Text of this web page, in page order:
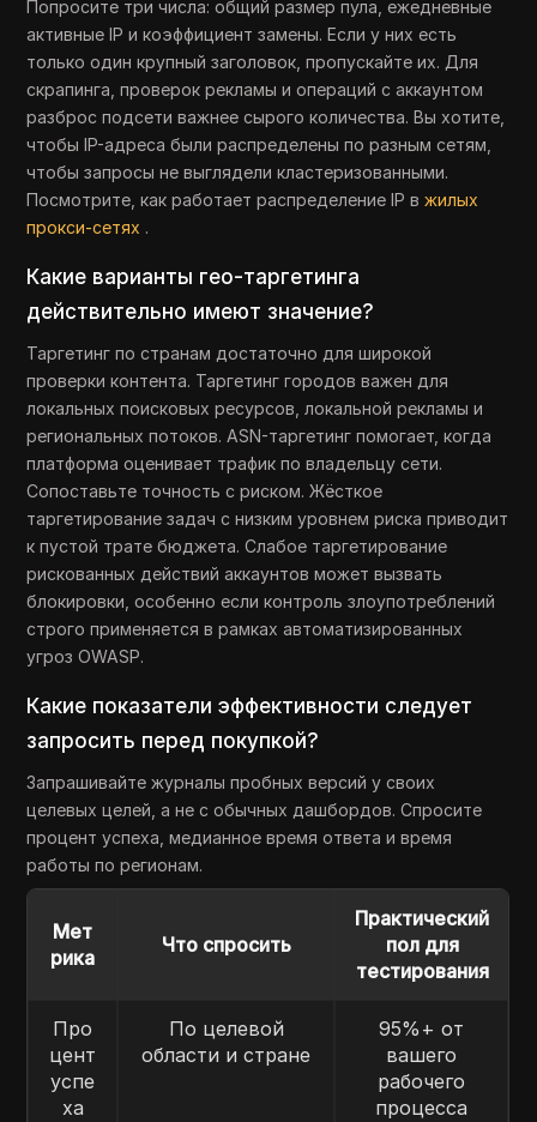
Попросите три числа: общий размер пула, ежедневные
активные IP и коэффициент замены. Если у них есть
только один крупный заголовок, пропускайте их. Для
скрапинга, проверок рекламы и операций с аккаунтом
разброс подсети важнее сырого количества. Вы хотите,
чтобы IP-адреса были распределены по разным сетям,
чтобы запросы не выглядели кластеризованными.
Посмотрите, как работает распределение IP вжилых
прокси-сетях .
Какие варианты гео-таргетинга
действительно имеют значение?
Таргетинг по странам достаточно для широкой
проверки контента. Таргетинг городов важен для
локальных поисковых ресурсов, локальной рекламы и
региональных потоков. ASN-таргетинг помогает, когда
платформа оценивает трафик по владельцу сети.
Сопоставьте точность с риском. Жёсткое
таргетирование задач с низким уровнем риска приводит
к пустой трате бюджета. Слабое таргетирование
рискованных действий аккаунтов может вызвать
блокировки, особенно если контроль злоупотреблений
строго применяется в рамках автоматизированных
угроз OWASP.
Какие показатели эффективности следует
запросить перед покупкой?
Запрашивайте журналы пробных версий у своих
целевых целей, а не с обычных дашбордов. Спросите
процент успеха, медианное время ответа и время
работы по регионам.
Мет
рика
Что спросить
Практический
пол для
тестирования
Про
цент
успе
ха
По целевой
области и стране
95%+ от
вашего
рабочего
процесса